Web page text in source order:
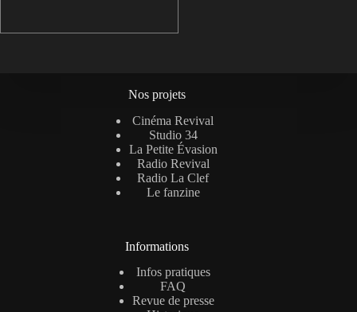
Nos projets
Cinéma Revival
Studio 34
La Petite Évasion
Radio Revival
Radio La Clef
Le fanzine
Informations
Infos pratiques
FAQ
Revue de presse